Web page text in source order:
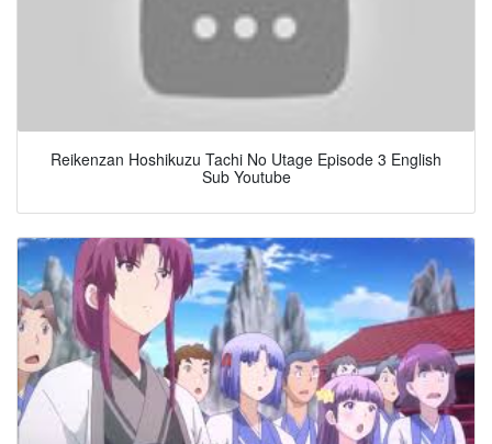
Reikenzan Hoshikuzu Tachi No Utage Episode 3 English
Sub Youtube